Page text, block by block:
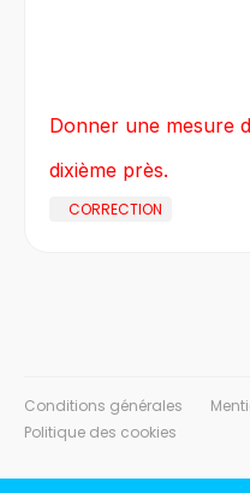
Donner une mesure
dixième près.
CORRECTION
Conditions générales
Politique des cookies